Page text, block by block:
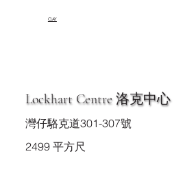
CLAY
Lockhart Centre 洛克中心
灣仔駱克道301-307號
2499 平方尺